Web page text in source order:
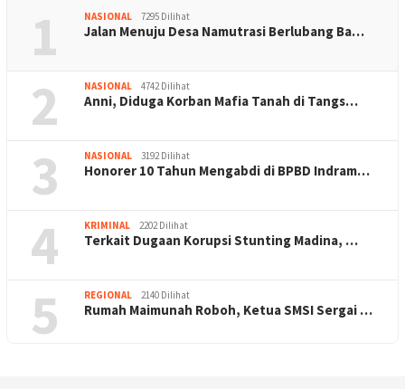
1 NASIONAL 7295 Dilihat
Jalan Menuju Desa Namutrasi Berlubang Ba…
2 NASIONAL 4742 Dilihat
Anni, Diduga Korban Mafia Tanah di Tangs…
3 NASIONAL 3192 Dilihat
Honorer 10 Tahun Mengabdi di BPBD Indram…
4 KRIMINAL 2202 Dilihat
Terkait Dugaan Korupsi Stunting Madina, …
5 REGIONAL 2140 Dilihat
Rumah Maimunah Roboh, Ketua SMSI Sergai …